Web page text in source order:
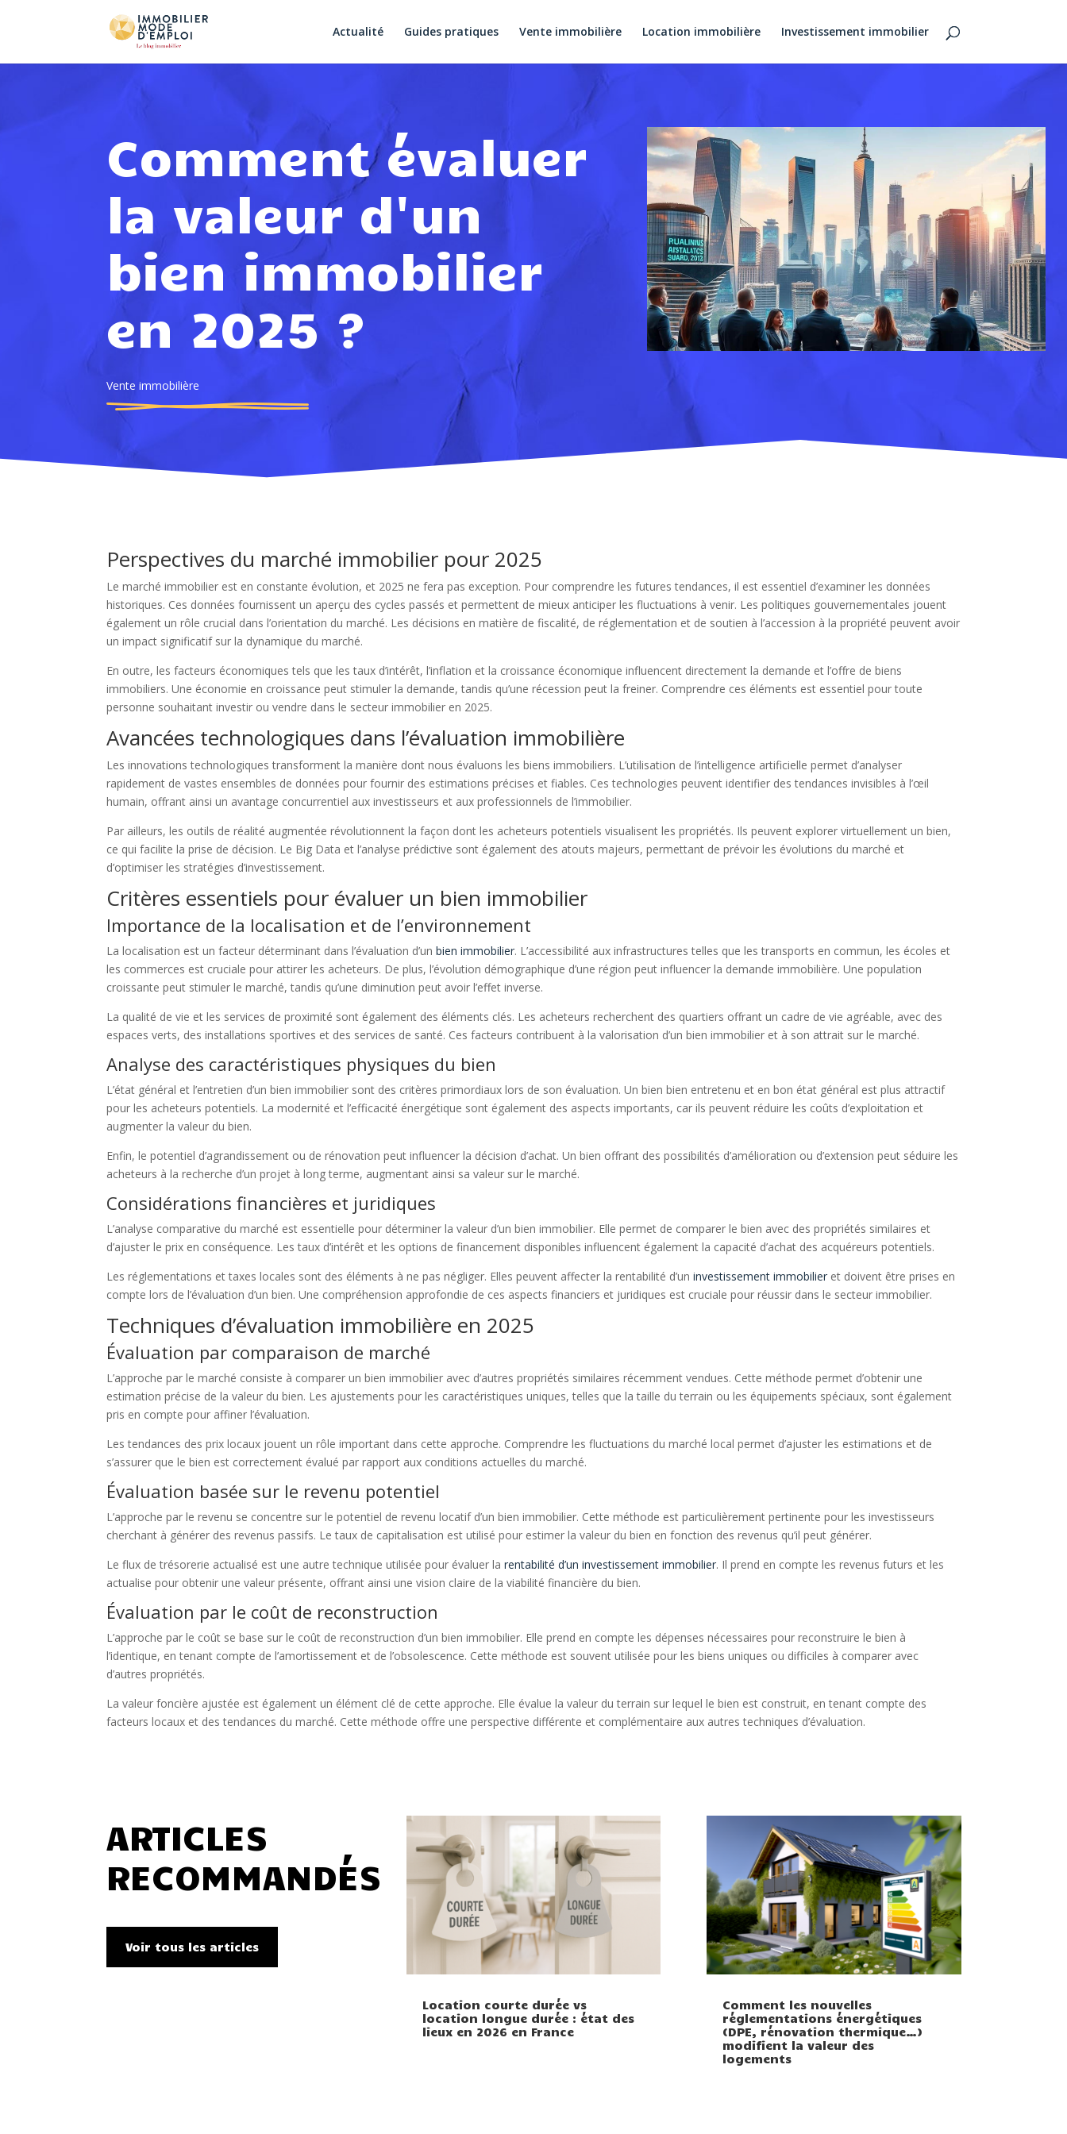
Actualité Guides pratiques Vente immobilière Location immobilière Investissement immobilier
Comment évaluer
la valeur d'un
bien immobilier
en 2025 ?
Vente immobilière
Perspectives du marché immobilier pour 2025
Le marché immobilier est en constante évolution, et 2025 ne fera pas exception. Pour comprendre les futures tendances, il est essentiel d’examiner les données
historiques. Ces données fournissent un aperçu des cycles passés et permettent de mieux anticiper les fluctuations à venir. Les politiques gouvernementales jouent
également un rôle crucial dans l’orientation du marché. Les décisions en matière de fiscalité, de réglementation et de soutien à l’accession à la propriété peuvent avoir
un impact significatif sur la dynamique du marché.
En outre, les facteurs économiques tels que les taux d’intérêt, l’inflation et la croissance économique influencent directement la demande et l’offre de biens
immobiliers. Une économie en croissance peut stimuler la demande, tandis qu’une récession peut la freiner. Comprendre ces éléments est essentiel pour toute
personne souhaitant investir ou vendre dans le secteur immobilier en 2025.
Avancées technologiques dans l’évaluation immobilière
Les innovations technologiques transforment la manière dont nous évaluons les biens immobiliers. L’utilisation de l’intelligence artificielle permet d’analyser
rapidement de vastes ensembles de données pour fournir des estimations précises et fiables. Ces technologies peuvent identifier des tendances invisibles à l’œil
humain, offrant ainsi un avantage concurrentiel aux investisseurs et aux professionnels de l’immobilier.
Par ailleurs, les outils de réalité augmentée révolutionnent la façon dont les acheteurs potentiels visualisent les propriétés. Ils peuvent explorer virtuellement un bien,
ce qui facilite la prise de décision. Le Big Data et l’analyse prédictive sont également des atouts majeurs, permettant de prévoir les évolutions du marché et
d’optimiser les stratégies d’investissement.
Critères essentiels pour évaluer un bien immobilier
Importance de la localisation et de l’environnement
La localisation est un facteur déterminant dans l’évaluation d’unbien immobilier. L’accessibilité aux infrastructures telles que les transports en commun, les écoles et
les commerces est cruciale pour attirer les acheteurs. De plus, l’évolution démographique d’une région peut influencer la demande immobilière. Une population
croissante peut stimuler le marché, tandis qu’une diminution peut avoir l’effet inverse.
La qualité de vie et les services de proximité sont également des éléments clés. Les acheteurs recherchent des quartiers offrant un cadre de vie agréable, avec des
espaces verts, des installations sportives et des services de santé. Ces facteurs contribuent à la valorisation d’un bien immobilier et à son attrait sur le marché.
Analyse des caractéristiques physiques du bien
L’état général et l’entretien d’un bien immobilier sont des critères primordiaux lors de son évaluation. Un bien bien entretenu et en bon état général est plus attractif
pour les acheteurs potentiels. La modernité et l’efficacité énergétique sont également des aspects importants, car ils peuvent réduire les coûts d’exploitation et
augmenter la valeur du bien.
Enfin, le potentiel d’agrandissement ou de rénovation peut influencer la décision d’achat. Un bien offrant des possibilités d’amélioration ou d’extension peut séduire les
acheteurs à la recherche d’un projet à long terme, augmentant ainsi sa valeur sur le marché.
Considérations financières et juridiques
L’analyse comparative du marché est essentielle pour déterminer la valeur d’un bien immobilier. Elle permet de comparer le bien avec des propriétés similaires et
d’ajuster le prix en conséquence. Les taux d’intérêt et les options de financement disponibles influencent également la capacité d’achat des acquéreurs potentiels.
Les réglementations et taxes locales sont des éléments à ne pas négliger. Elles peuvent affecter la rentabilité d’uninvestissement immobilier et doivent être prises en
compte lors de l’évaluation d’un bien. Une compréhension approfondie de ces aspects financiers et juridiques est cruciale pour réussir dans le secteur immobilier.
Techniques d’évaluation immobilière en 2025
Évaluation par comparaison de marché
L’approche par le marché consiste à comparer un bien immobilier avec d’autres propriétés similaires récemment vendues. Cette méthode permet d’obtenir une
estimation précise de la valeur du bien. Les ajustements pour les caractéristiques uniques, telles que la taille du terrain ou les équipements spéciaux, sont également
pris en compte pour affiner l’évaluation.
Les tendances des prix locaux jouent un rôle important dans cette approche. Comprendre les fluctuations du marché local permet d’ajuster les estimations et de
s’assurer que le bien est correctement évalué par rapport aux conditions actuelles du marché.
Évaluation basée sur le revenu potentiel
L’approche par le revenu se concentre sur le potentiel de revenu locatif d’un bien immobilier. Cette méthode est particulièrement pertinente pour les investisseurs
cherchant à générer des revenus passifs. Le taux de capitalisation est utilisé pour estimer la valeur du bien en fonction des revenus qu’il peut générer.
Le flux de trésorerie actualisé est une autre technique utilisée pour évaluer larentabilité d’un investissement immobilier. Il prend en compte les revenus futurs et les
actualise pour obtenir une valeur présente, offrant ainsi une vision claire de la viabilité financière du bien.
Évaluation par le coût de reconstruction
L’approche par le coût se base sur le coût de reconstruction d’un bien immobilier. Elle prend en compte les dépenses nécessaires pour reconstruire le bien à
l’identique, en tenant compte de l’amortissement et de l’obsolescence. Cette méthode est souvent utilisée pour les biens uniques ou difficiles à comparer avec
d’autres propriétés.
La valeur foncière ajustée est également un élément clé de cette approche. Elle évalue la valeur du terrain sur lequel le bien est construit, en tenant compte des
facteurs locaux et des tendances du marché. Cette méthode offre une perspective différente et complémentaire aux autres techniques d’évaluation.
ARTICLES
RECOMMANDÉS
Voir tous les articles
Location courte durée vs
location longue durée : état des
lieux en 2026 en France
Comment les nouvelles
réglementations énergétiques
(DPE, rénovation thermique…)
modifient la valeur des
logements